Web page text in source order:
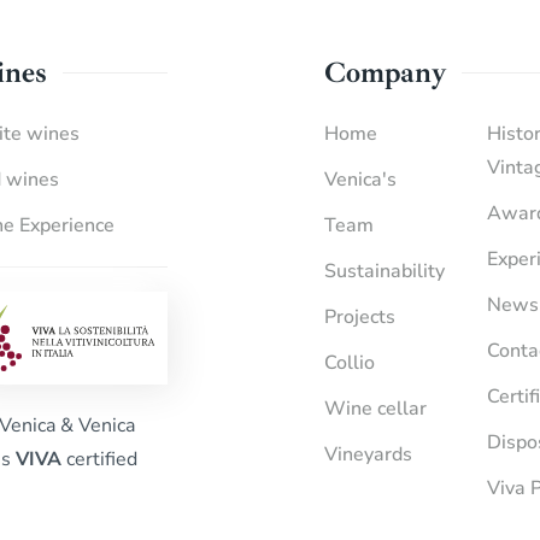
wines
wines
Experience
Venica & Venica
VIVAcertified
Company
Home
Venica's
Team
Sustainability
Projects
Collio
Wine cellar
Vineyards
News
Viva